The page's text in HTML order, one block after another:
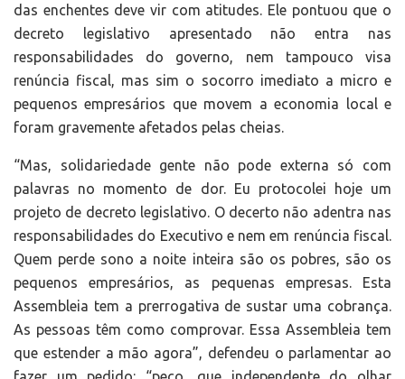
das enchentes deve vir com atitudes. Ele pontuou que o
decreto legislativo apresentado não entra nas
responsabilidades do governo, nem tampouco visa
renúncia fiscal, mas sim o socorro imediato a micro e
pequenos empresários que movem a economia local e
foram gravemente afetados pelas cheias.
“Mas, solidariedade gente não pode externa só com
palavras no momento de dor. Eu protocolei hoje um
projeto de decreto legislativo. O decerto não adentra nas
responsabilidades do Executivo e nem em renúncia fiscal.
Quem perde sono a noite inteira são os pobres, são os
pequenos empresários, as pequenas empresas. Esta
Assembleia tem a prerrogativa de sustar uma cobrança.
As pessoas têm como comprovar. Essa Assembleia tem
que estender a mão agora”, defendeu o parlamentar ao